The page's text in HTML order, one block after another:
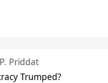
Priddat
Trumped?